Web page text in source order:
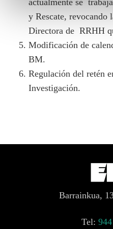
y Rescate, revocando
Directora de RRHH
Modificación de
BM.
Regulación del retén
Investigación.
Barrainkua,
Tel: